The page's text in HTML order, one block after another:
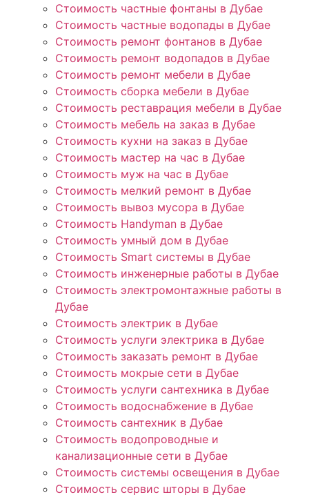
Стоимость частные фонтаны в Дубае
Стоимость частные водопады в Дубае
Стоимость ремонт фонтанов в Дубае
Стоимость ремонт водопадов в Дубае
Стоимость ремонт мебели в Дубае
Стоимость сборка мебели в Дубае
Стоимость реставрация мебели в Дубае
Стоимость мебель на заказ в Дубае
Стоимость кухни на заказ в Дубае
Стоимость мастер на час в Дубае
Стоимость муж на час в Дубае
Стоимость мелкий ремонт в Дубае
Стоимость вывоз мусора в Дубае
Стоимость Handyman в Дубае
Стоимость умный дом в Дубае
Стоимость Smart системы в Дубае
Стоимость инженерные работы в Дубае
Стоимость электромонтажные работы в
Дубае
Стоимость электрик в Дубае
Стоимость услуги электрика в Дубае
Стоимость заказать ремонт в Дубае
Стоимость мокрые сети в Дубае
Стоимость услуги сантехника в Дубае
Стоимость водоснабжение в Дубае
Стоимость сантехник в Дубае
Стоимость водопроводные и
канализационные сети в Дубае
Стоимость системы освещения в Дубае
Стоимость сервис шторы в Дубае